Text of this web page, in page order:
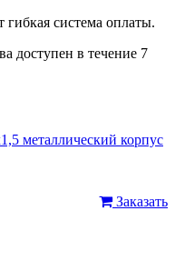
гибкая система оплаты.
доступен в течение 7
металлический корпус
Заказать